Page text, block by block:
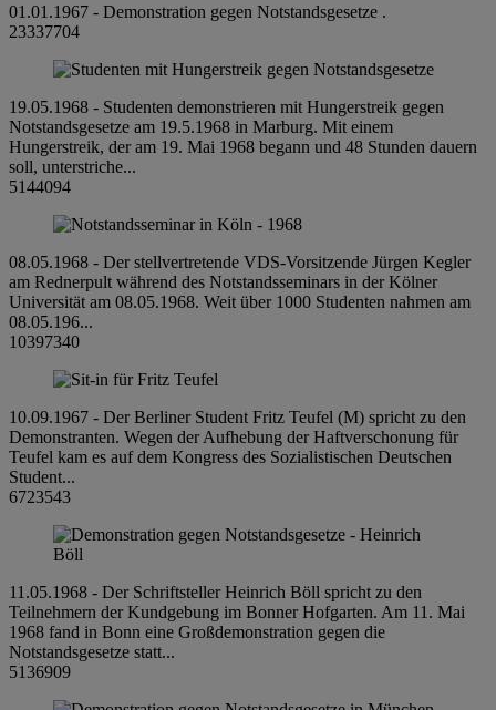
01.01.1967 - Demonstration gegen Notstandsgesetze .
23337704
19.05.1968 - Studenten demonstrieren mit Hungerstreik gegen
Notstandsgesetze am 19.5.1968 in Marburg. Mit einem
Hungerstreik, der am 19. Mai 1968 begann und 48 Stunden dauern
soll, unterstriche...
5144094
08.05.1968 - Der stellvertretende VDS-Vorsitzende Jürgen Kegler
am Rednerpult während des Notstandsseminars in der Kölner
Universität am 08.05.1968. Weit über 1000 Studenten nahmen am
08.05.196...
10397340
10.09.1967 - Der Berliner Student Fritz Teufel (M) spricht zu den
Demonstranten. Wegen der Aufhebung der Haftverschonung für
Teufel kam es auf dem Kongress des Sozialistischen Deutschen
Student...
6723543
11.05.1968 - Der Schriftsteller Heinrich Böll spricht zu den
Teilnehmern der Kundgebung im Bonner Hofgarten. Am 11. Mai
1968 fand in Bonn eine Großdemonstration gegen die
Notstandsgesetze statt...
5136909